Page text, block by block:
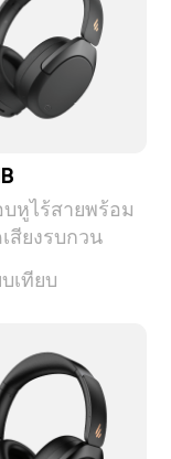
หูไร้สายพร้อม
สียงรบกวน
เทียบ